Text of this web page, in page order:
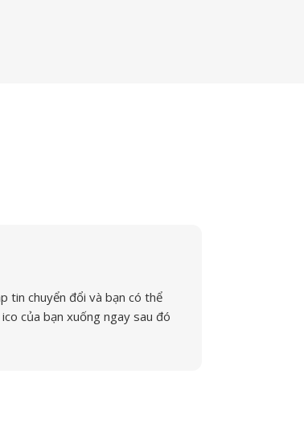
tin chuyển đổi và bạn có thể
của bạn xuống ngay sau đó